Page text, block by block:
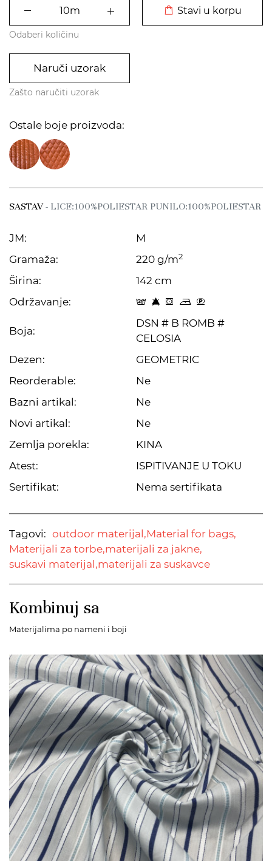
Stavi u korpu
Odaberi količinu
Naruči uzorak
Zašto naručiti uzorak
Ostale boje proizvoda:
SASTAV- LICE:100%POLIESTAR PUNILO:100%POLIESTAR
JM:
M
Gramaža:
220 g/m2
Širina:
142 cm
Održavanje:
t 8 f o 6
Boja:
DSN # B ROMB #
CELOSIA
Dezen:
GEOMETRIC
Reorderable:
Ne
Bazni artikal:
Ne
Novi artikal:
Ne
Zemlja porekla:
KINA
Atest:
ISPITIVANJE U TOKU
Sertifikat:
Nema sertifikata
Tagovi: outdoor materijal,Material for bags,
Materijali za torbe,materijali za jakne,
suskavi materijal,materijali za suskavce
Kombinuj sa
Materijalima po nameni i boji